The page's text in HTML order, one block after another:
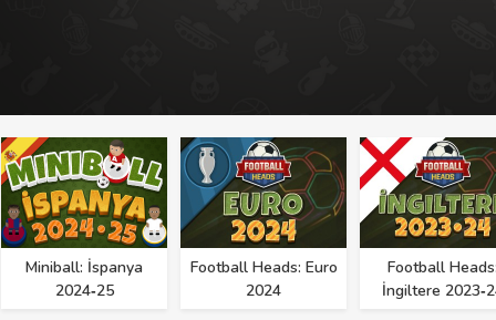
Miniball: İspanya
2024‑25
Football Heads: Euro
2024
Football
İngiltere